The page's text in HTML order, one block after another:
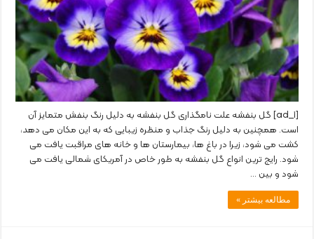
[ad_1] گل بنفشه علت نامگذاری گل بنفشه به دلیل رنگ بنفش متمایز آن
است. همچنین به دلیل رنگ جذاب و منظره زیبایی که به این مکان می دهد،
کشت می شود، زیرا در باغ ها، بیمارستان ها و خانه های مراقبت یافت می
شود. رایج ترین انواع گل بنفشه به طور خاص در آمریکای شمالی یافت می
شود و بین …
مطالعه بیشتر »